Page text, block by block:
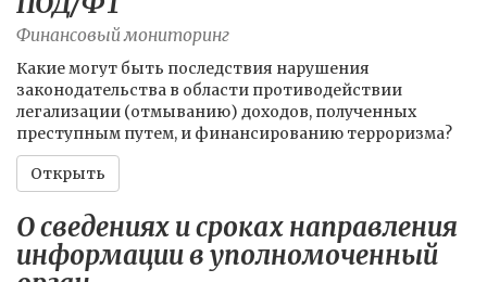
Финансовый мониторинг
Какие могут быть последствия нарушения
законодательства в области противодействии
легализации (отмыванию) доходов, полученных
преступным путем, и финансированию терроризма?
Открыть
О сведениях и сроках направления
информации в уполномоченный